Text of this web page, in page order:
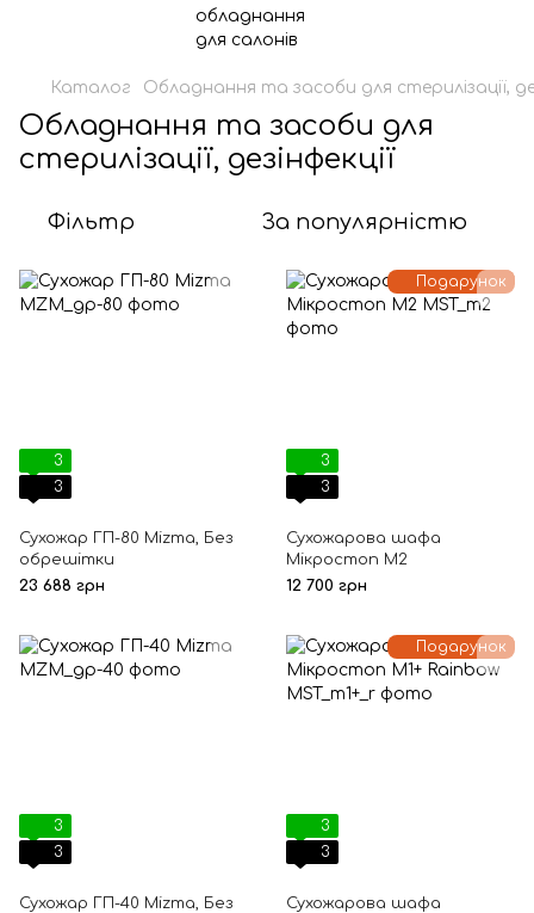
Каталог Обладнання та засоби для стерилізації,
Обладнання та засоби для
стерилізації, дезінфекції
Фільтр За популярністю
3
3
Сухожар ГП-80 Mizma, Без
обрешітки
23 688 грн
Подарунок
3
3
Сухожарова шафа
Мікростоп М2
12 700 грн
3
3
Сухожар ГП-40 Mizma, Без
Подарунок
3
3
Сухожарова шафа